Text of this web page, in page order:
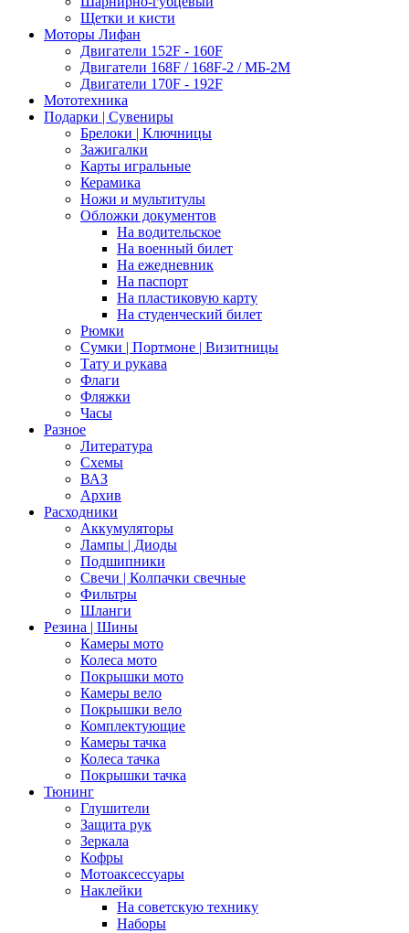
Щетки и кисти
Моторы Лифан
Двигатели 152F - 160F
Двигатели 168F / 168F-2 / МБ-2М
Двигатели 170F - 192F
Мототехника
Подарки | Сувениры
Брелоки | Ключницы
Зажигалки
Карты игральные
Керамика
Ножи и мультитулы
Обложки документов
На водительское
На военный билет
На ежедневник
На паспорт
На пластиковую карту
На студенческий билет
Рюмки
Сумки | Портмоне | Визитницы
Тату и рукава
Флаги
Фляжки
Часы
Разное
Литература
Схемы
ВАЗ
Архив
Расходники
Аккумуляторы
Лампы | Диоды
Подшипники
Свечи | Колпачки свечные
Фильтры
Шланги
Резина | Шины
Камеры мото
Колеса мото
Покрышки мото
Камеры вело
Покрышки вело
Комплектующие
Камеры тачка
Колеса тачка
Покрышки тачка
Тюнинг
Глушители
Защита рук
Зеркала
Кофры
Мотоаксессуары
Наклейки
На советскую технику
Наборы